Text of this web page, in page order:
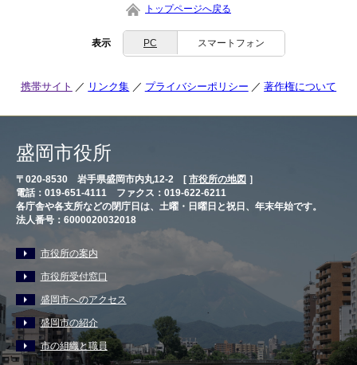
トップページへ戻る
表示 PC スマートフォン
携帯サイト リンク集 プライバシーポリシー 著作権について
盛岡市役所
〒020-8530 岩手県盛岡市内丸12-2 [ 市役所の地図 ］
電話：019-651-4111 ファクス：019-622-6211
各庁舎や各支所などの閉庁日は、土曜・日曜日と祝日、年末年始です。
法人番号：6000020032018
市役所の案内
市役所受付窓口
盛岡市へのアクセス
盛岡市の紹介
市の組織と職員